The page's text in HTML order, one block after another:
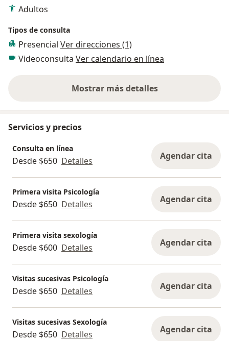
Adultos
Tipos de consulta
Presencial Ver direcciones (1)
Videoconsulta Ver calendario en línea
Mostrar más detalles
sobre la experiencia
Servicios y precios
Consulta en línea
Desde $650 Detalles Agendar cita
Primera visita Psicología
Desde $650 Detalles Agendar cita
Primera visita sexología
Desde $600 Detalles Agendar cita
Visitas sucesivas Psicología
Desde $650 Detalles Agendar cita
Visitas sucesivas Sexología
Desde $650 Detalles Agendar cita